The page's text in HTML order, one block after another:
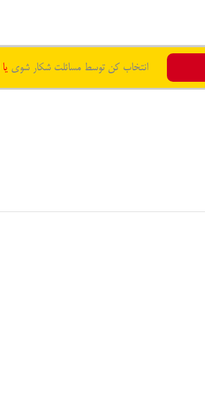
انتخاب کن توسط مسائلت شکار شوی یا